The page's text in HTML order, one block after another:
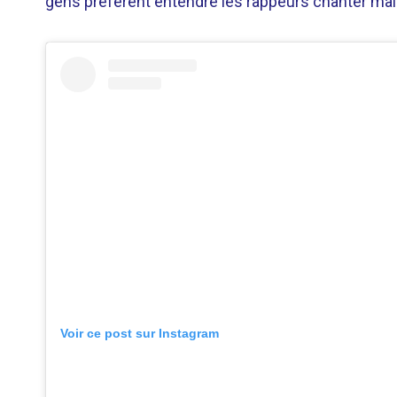
Voir ce post sur Instagram